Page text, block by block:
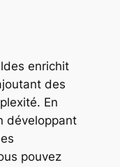
enrichit
des
En
développant
pouvez